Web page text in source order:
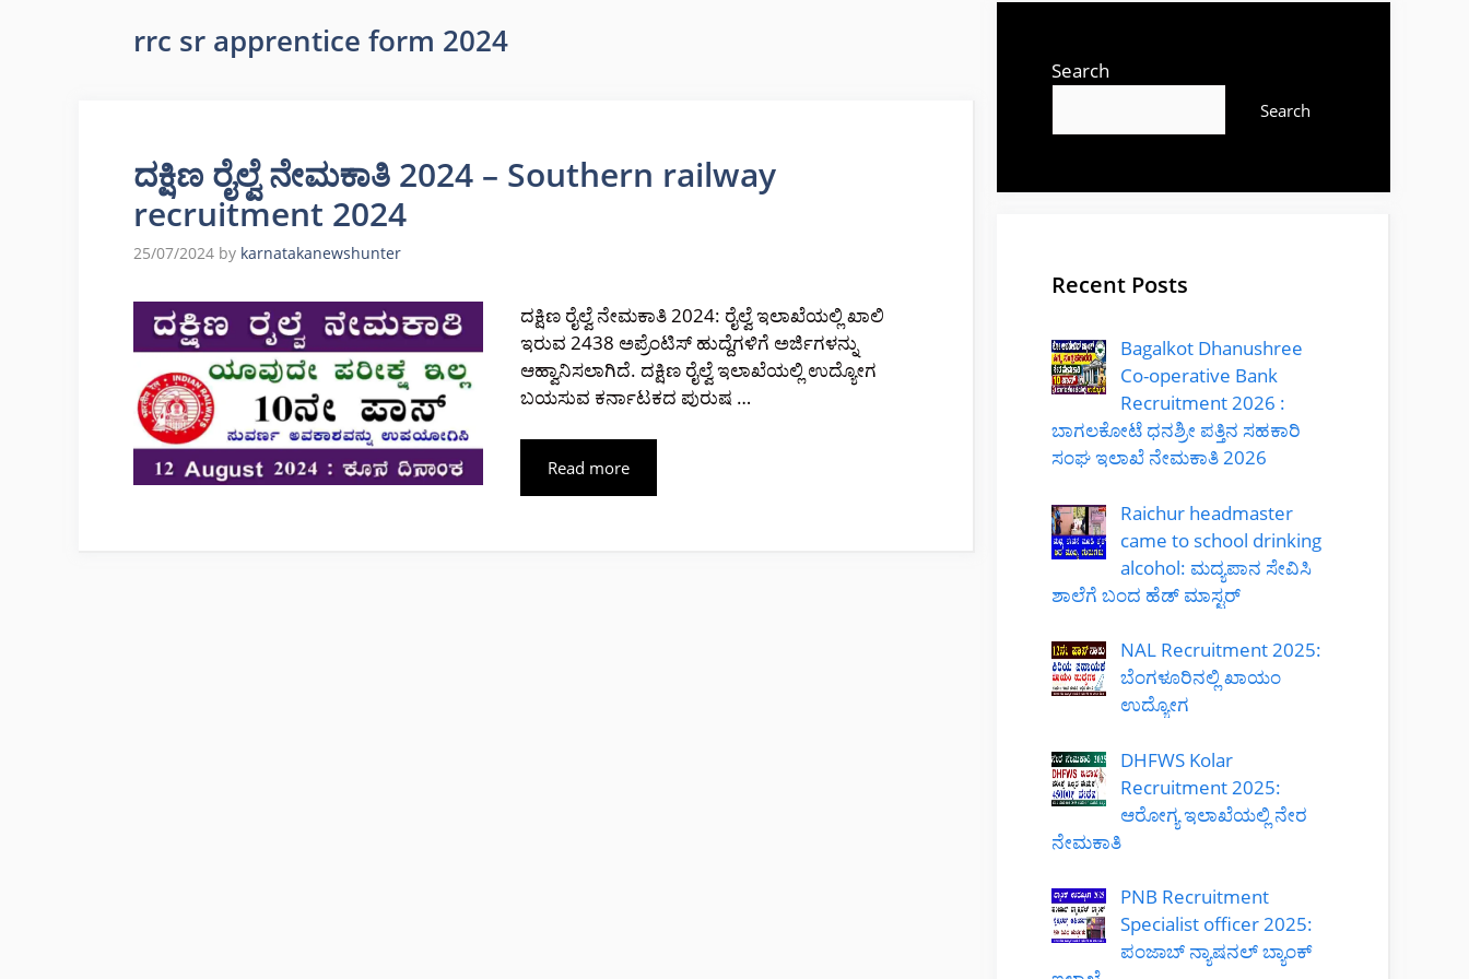
rrc sr apprentice form 2024
ದಕ್ಷಿಣ ರೈಲ್ವೆ ನೇಮಕಾತಿ 2024 – Southern railway
recruitment 2024
25/07/2024 by karnatakanewshunter
ದಕ್ಷಿಣ ರೈಲ್ವೆ ನೇಮಕಾತಿ 2024: ರೈಲ್ವೆ ಇಲಾಖೆಯಲ್ಲಿ ಖಾಲಿ
ಇರುವ 2438 ಅಪ್ರೆಂಟಿಸ್ ಹುದ್ದೆಗಳಿಗೆ ಅರ್ಜಿಗಳನ್ನು
ಆಹ್ವಾನಿಸಲಾಗಿದೆ. ದಕ್ಷಿಣ ರೈಲ್ವೆ ಇಲಾಖೆಯಲ್ಲಿ ಉದ್ಯೋಗ
ಬಯಸುವ ಕರ್ನಾಟಕದ ಪುರುಷ …
Read more
Search
Search
Recent Posts
Bagalkot Dhanushree
Co-operative Bank
Recruitment 2026 :
ಬಾಗಲಕೋಟೆ ಧನಶ್ರೀ ಪತ್ತಿನ ಸಹಕಾರಿ
ಸಂಘ ಇಲಾಖೆ ನೇಮಕಾತಿ 2026
Raichur headmaster
came to school drinking
alcohol: ಮದ್ಯಪಾನ ಸೇವಿಸಿ
ಶಾಲೆಗೆ ಬಂದ ಹೆಡ್ ಮಾಸ್ಟರ್
NAL Recruitment 2025:
ಬೆಂಗಳೂರಿನಲ್ಲಿ ಖಾಯಂ
ಉದ್ಯೋಗ
DHFWS Kolar
Recruitment 2025:
ಆರೋಗ್ಯ ಇಲಾಖೆಯಲ್ಲಿ ನೇರ
ನೇಮಕಾತಿ
PNB Recruitment
Specialist officer 2025:
ಪಂಜಾಬ್ ನ್ಯಾಷನಲ್ ಬ್ಯಾಂಕ್